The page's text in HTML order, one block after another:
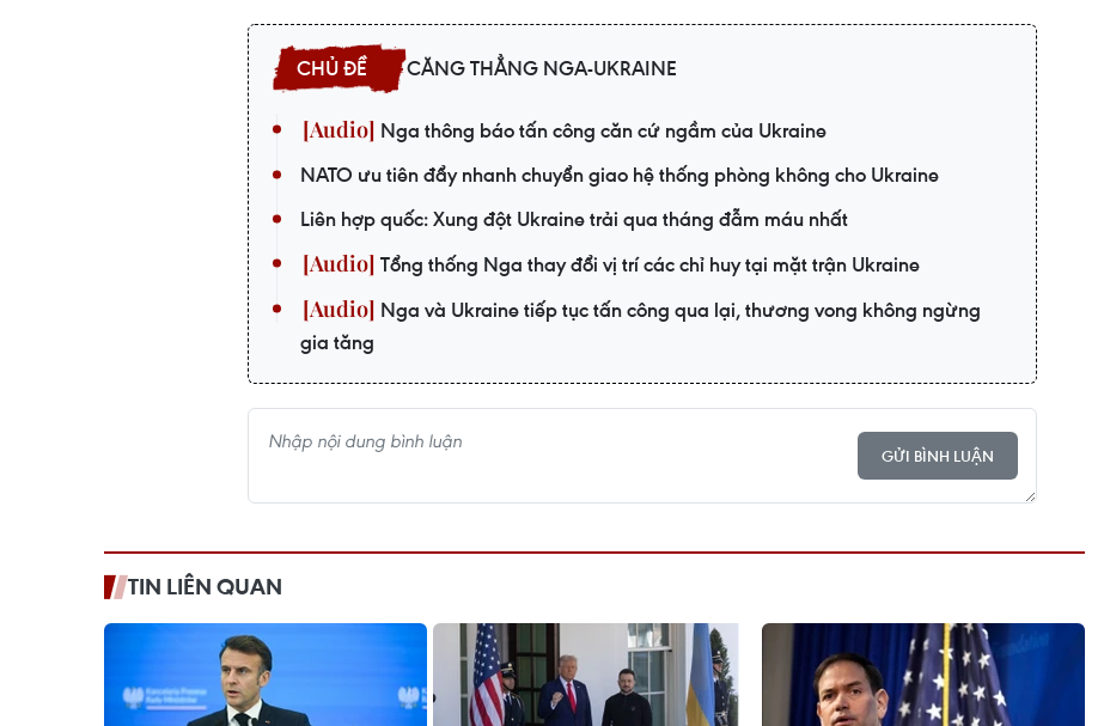
CĂNG THẲNG NGA-UKRAINE
Nga thông báo tấn công căn cứ ngầm của Ukraine
NATO ưu tiên đẩy nhanh chuyển giao hệ thống phòng không cho Ukraine
Liên hợp quốc: Xung đột Ukraine trải qua tháng đẫm máu nhất
Tổng thống Nga thay đổi vị trí các chỉ huy tại mặt trận Ukraine
Nga và Ukraine tiếp tục tấn công qua lại, thương vong không ngừng
gia tăng
GỬI BÌNH LUẬN
TIN LIÊN QUAN